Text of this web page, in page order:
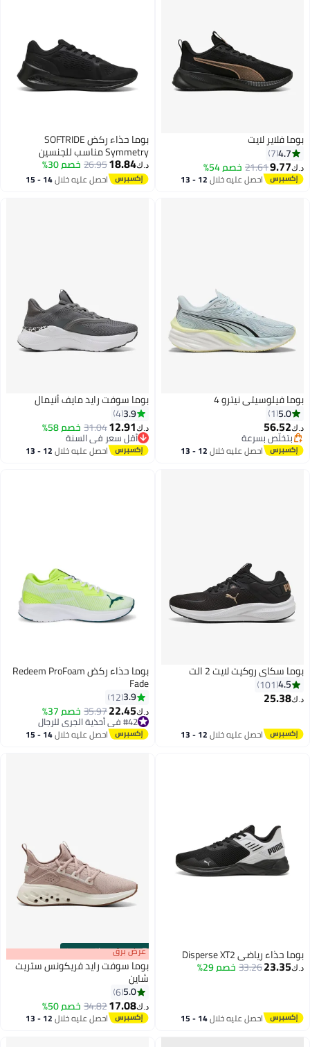
بوما فلاير لايت
4.7
7
د.ك‏9.77
21.61خصم 54%
احصل عليه خلال 12 - 13
بوما حذاء ركض SOFTRIDE
Symmetry مناسب للجنسين
د.ك‏18.84
26.95خصم 30%
احصل عليه خلال 14 - 15
بوما فيلوسيتي نيترو 4
5.0
1
د.ك‏56.52
بتخلّص بسرعة
بتخلّص بسرعةاحصل عليه خلال 12 - 13
بوما سوفت رايد مايف أنيمال
3.9
4
د.ك‏12.91
31.04خصم 58%
أقل سعر في السنة
أقل سعر في السنة
احصل عليه خلال 12 - 13
بوما سكاي روكيت لايت 2 الت
4.5
101
د.ك‏25.38
احصل عليه خلال 12 - 13
بوما حذاء ركض Redeem ProFoam
Fade
3.9
12
د.ك‏22.45
35.97خصم 37%
#42 في أحذية الجري للرجال
#42 في أحذية الجري للرجال احصل عليه خلال 14 - 15
بوما حذاء رياضي Disperse XT2
د.ك‏23.35
33.26خصم 29%
احصل عليه خلال 14 - 15
00m:00s
·باقي 100% عرض برق
بوما سوفت رايد فريكونس ستريت
شاين
5.0
6
د.ك‏17.08
34.82خصم 50%
احصل عليه خلال 12 - 13